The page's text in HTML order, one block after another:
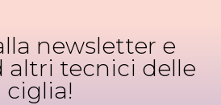
newsletter e
altri tecnici delle
ciglia!